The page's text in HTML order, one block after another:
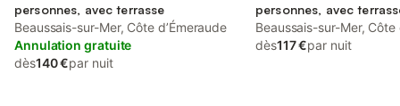
personnes, avec terrasse
Beaussais-sur-Mer, Côte d’Émeraude
Annulation gratuite
dès140 €par nuit
personnes, avec
jardin
Beaussais-sur-Mer, Côte
dès117 €par nuit